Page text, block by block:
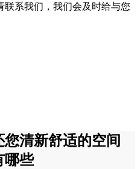
联系我们，我们会及时给与您
清新舒适的空间
哪些